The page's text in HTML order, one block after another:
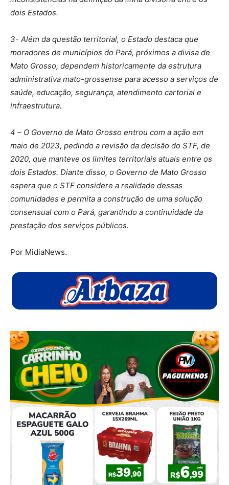
dois Estados.
3- Além da questão territorial, o Estado destaca que
moradores de municípios do Pará, próximos a divisa de
Mato Grosso, dependem historicamente da estrutura
administrativa mato-grossense para acesso a serviços de
saúde, educação, segurança, atendimento cartorial e
infraestrutura.
4 – O Governo de Mato Grosso entrou com a ação em
maio de 2023, pedindo a revisão da decisão do STF, de
2020, que manteve os limites territoriais atuais entre os
dois Estados. Diante disso, o Governo de Mato Grosso
espera que o STF considere a realidade dessas
comunidades e permita a construção de uma solução
consensual com o Pará, garantindo a continuidade da
prestação dos serviços públicos.
Por MidiaNews.